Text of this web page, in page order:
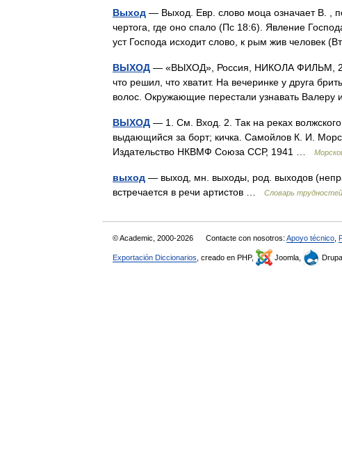
Выход — Выход. Евр. слово моца означает В. ,
чертога, где оно спало (Пс 18:6). Явление
уст Господа исходит слово, к рым жив человек
ВЫХОД — «ВЫХОД», Россия, НИКОЛА ФИЛЬМ,
что решил, что хватит. На вечеринке у друга
волос. Окружающие перестали узнавать
ВЫХОД — 1. См. Вход. 2. Так на реках
выдающийся за борт; кичка. Самойлов К. И.
Издательство НКВМФ Союза ССР, 1941 …
выход — выход, мн. выходы, род. выходов
встречается в речи артистов …
Словарь
© Academic, 2000-2026 Contacte con nosotros: Apoyo técnico
Exportación Diccionarios , creado en PHP, Joomla,